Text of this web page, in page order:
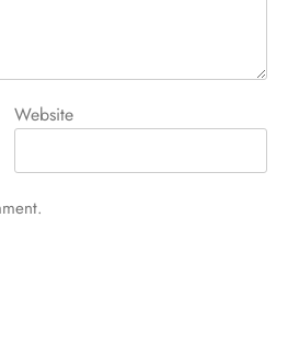
Website
खेल 2026 अभियान का
समापन, अहमदाबाद को मिली 2030 की